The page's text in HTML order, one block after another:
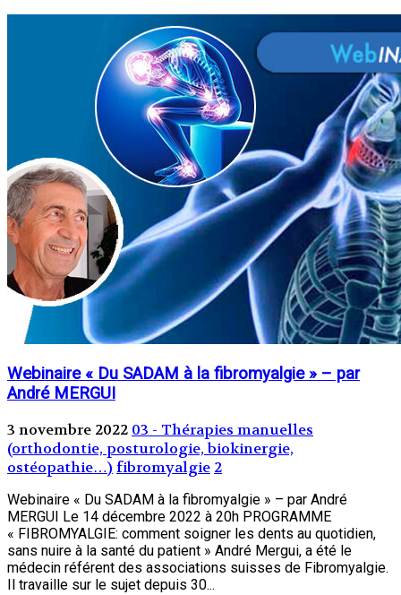
Webinaire « Du SADAM à la fibromyalgie » – par
André MERGUI
3 novembre 2022 03 - Thérapies manuelles
(orthodontie, posturologie, biokinergie,
ostéopathie…) fibromyalgie 2
Webinaire « Du SADAM à la fibromyalgie » – par André
MERGUI Le 14 décembre 2022 à 20h PROGRAMME
« FIBROMYALGIE: comment soigner les dents au quotidien,
sans nuire à la santé du patient » André Mergui, a été le
médecin référent des associations suisses de Fibromyalgie.
Il travaille sur le sujet depuis 30...